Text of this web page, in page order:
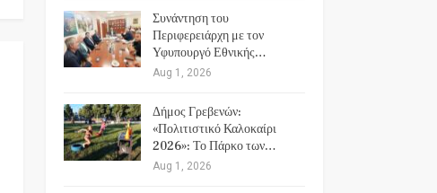
Συνάντηση του
Περιφερειάρχη με τον
Υφυπουργό Εθνικής…
Aug 1, 2026
Δήμος Γρεβενών:
«Πολιτιστικό Καλοκαίρι
2026»: Το Πάρκο των…
Aug 1, 2026